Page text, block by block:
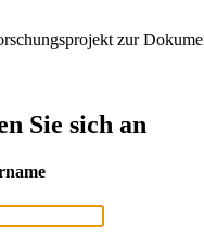
zur
Sie sich an